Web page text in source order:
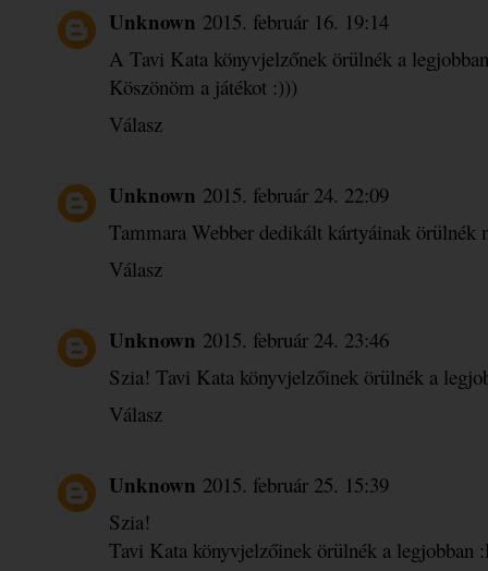
Unknown 2015. február 16. 19:14
A Tavi Kata könyvjelzőnek örülnék a
Köszönöm a játékot :)))
Válasz
Unknown 2015. február 24. 22:09
Tammara Webber dedikált kártyáinak örülnék
Válasz
Unknown 2015. február 24. 23:46
Szia! Tavi Kata könyvjelzőinek örülnék a
Válasz
Unknown 2015. február 25. 15:39
Szia!
Tavi Kata könyvjelzőinek örülnék a legjobban